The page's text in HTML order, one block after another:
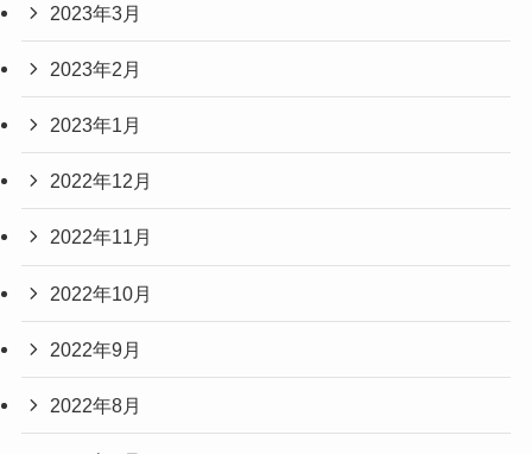
2023年3月
2023年2月
2023年1月
2022年12月
2022年11月
2022年10月
2022年9月
2022年8月